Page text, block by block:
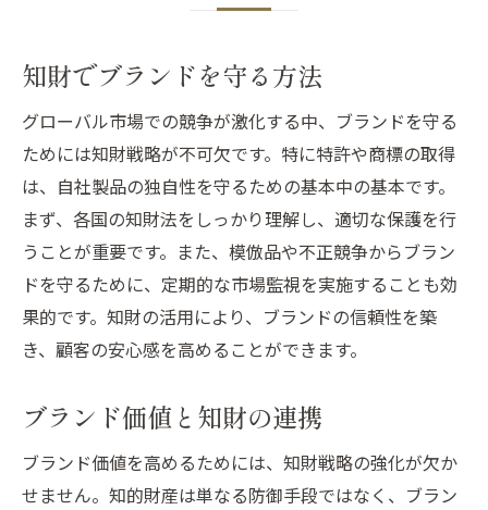
知財でブランドを守る方法
グローバル市場での競争が激化する中、ブランドを守る
ためには知財戦略が不可欠です。特に特許や商標の取得
は、自社製品の独自性を守るための基本中の基本です。
まず、各国の知財法をしっかり理解し、適切な保護を行
うことが重要です。また、模倣品や不正競争からブラン
ドを守るために、定期的な市場監視を実施することも効
果的です。知財の活用により、ブランドの信頼性を築
き、顧客の安心感を高めることができます。
ブランド価値と知財の連携
ブランド価値を高めるためには、知財戦略の強化が欠か
せません。知的財産は単なる防御手段ではなく、ブラン